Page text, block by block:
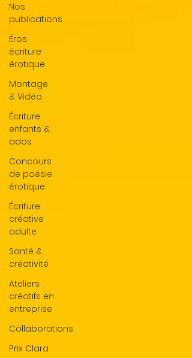
Nos
publications
Éros
écriture
érotique
Montage
& Vidéo
Écriture
enfants &
ados
Concours
de poésie
érotique
Écriture
créative
adulte
Santé &
créativité
Ateliers
créatifs en
entreprise
Collaborations
Prix Clara